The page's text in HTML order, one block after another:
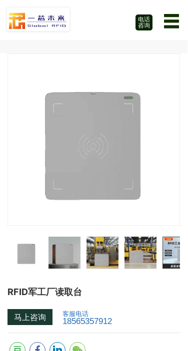
电话
咨询
RFID军工厂读取台
马上咨询 客服电话
18565357912